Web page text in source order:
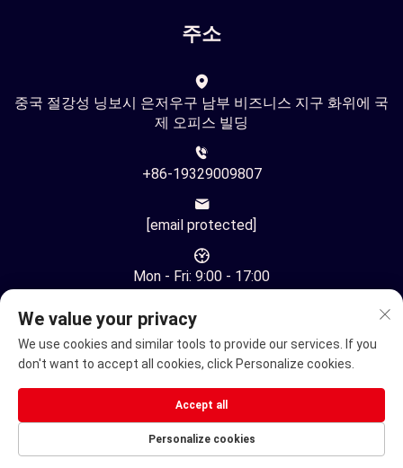
주소
중국 절강성 닝보시 은저우구 남부 비즈니스 지구 화위에 국
제 오피스 빌딩
+86-19329009807
[email protected]
Mon - Fri: 9:00 - 17:00
저작권 © 중국 닝보 유환 자동화 기술 유한회사. 모든 권리 보유
개인정보 보호정책
전기 휠체어 전동 이동 스쿠터
We value your privacy
We use cookies and similar tools to provide our services. If you
don't want to accept all cookies, click Personalize cookies.
Personalize cookies
Accept all